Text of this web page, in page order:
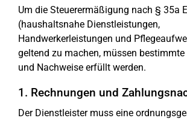
Um die Steuerermäßigung nach § 35a
(haushaltsnahe Dienstleistungen,
Handwerkerleistungen und
geltend zu machen, müssen bestimmte
und Nachweise erfüllt werden.
1. Rechnungen und
Der Dienstleister muss eine